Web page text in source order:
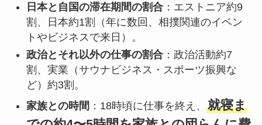
日本と自国の滞在期間の割合：エストニア約9
割、日本約1割（年に数回、相撲関連のイベン
トやビジネスで来日）。
政治とそれ以外の仕事の割合：政治活動約7
割、実業（サウナビジネス・スポーツ振興な
ど）約3割。
家族との時間 ：18時頃に仕事を終え、 就寝ま